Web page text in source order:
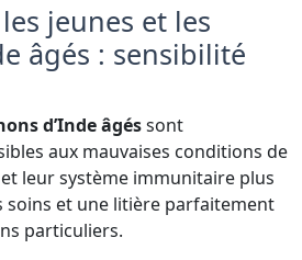
jeunes et les
âgés : sensibilité
d’Inde âgéssont
aux mauvaises conditions de
leur système immunitaire plus
soins et une litière parfaitement
particuliers.